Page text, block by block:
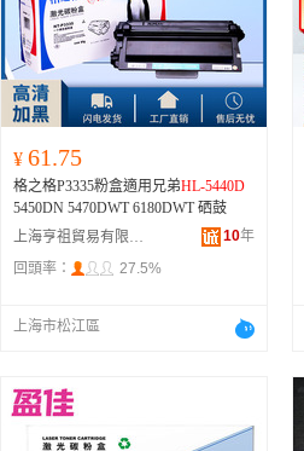
¥ 61.75
格之格P3335粉盒適用兄弟HL-5440D
5450DN 5470DWT 6180DWT 硒鼓
上海亨祖貿易有限公司
10年
回頭率：
27.5%
上海市松江區